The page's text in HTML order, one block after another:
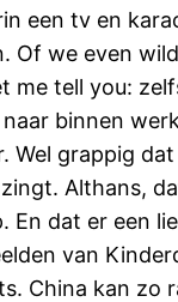
een tv en
Of we even
me tell you:
binnen
Wel grappig
Althans,
En dat er een
van
China kan zo